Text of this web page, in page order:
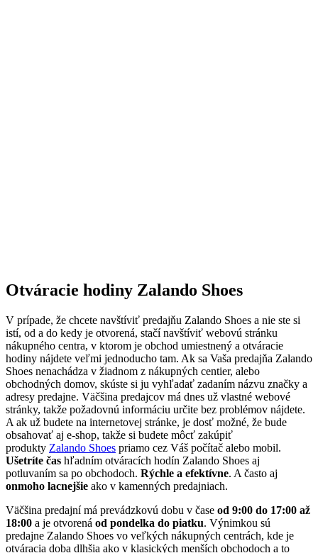
Otváracie hodiny Zalando Shoes
V prípade, že chcete navštíviť predajňu Zalando Shoes a nie ste si
istí, od a do kedy je otvorená, stačí navštíviť webovú stránku
nákupného centra, v ktorom je obchod umiestnený a otváracie
hodiny nájdete veľmi jednoducho tam. Ak sa Vaša predajňa Zalando
Shoes nenachádza v žiadnom z nákupných centier, alebo
obchodných domov, skúste si ju vyhľadať zadaním názvu značky a
adresy predajne. Väčšina predajcov má dnes už vlastné webové
stránky, takže požadovnú informáciu určite bez problémov nájdete.
A ak už budete na internetovej stránke, je dosť možné, že bude
obsahovať aj e-shop, takže si budete môcť zakúpiť
produkty Zalando Shoes priamo cez Váš počítač alebo mobil.
Ušetríte čas hľadním otváracích hodín Zalando Shoes aj
potluvaním sa po obchodoch. Rýchle a efektívne. A často aj
onmoho lacnejšie ako v kamenných predajniach.
Väčšina predajní má prevádzkovú dobu v čase od 9:00 do 17:00 až
18:00 a je otvorená od pondelka do piatku. Výnimkou sú
predajne Zalando Shoes vo veľkých nákupných centrách, kde je
otváracia doba dlhšia ako v klasických menších obchodoch a to